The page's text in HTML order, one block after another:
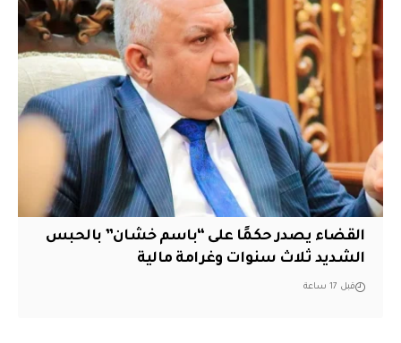
القضاء يصدر حكمًا على “باسم خشان” بالحبس
الشديد ثلاث سنوات وغرامة مالية
قبل 17 ساعة